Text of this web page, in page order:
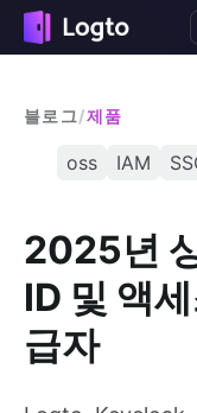
블로그/제품
oss IAM
2025년
ID 및 액
급자